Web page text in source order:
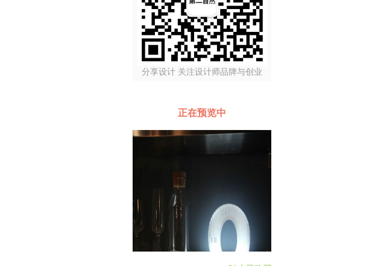
分享设计 关注设计师品牌与创业
正在预览中